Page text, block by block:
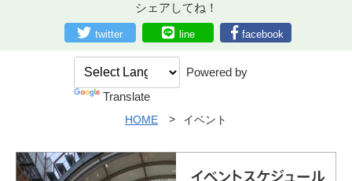
シェアしてね！
twitter line facebook
Powered by
Translate
HOME イベント